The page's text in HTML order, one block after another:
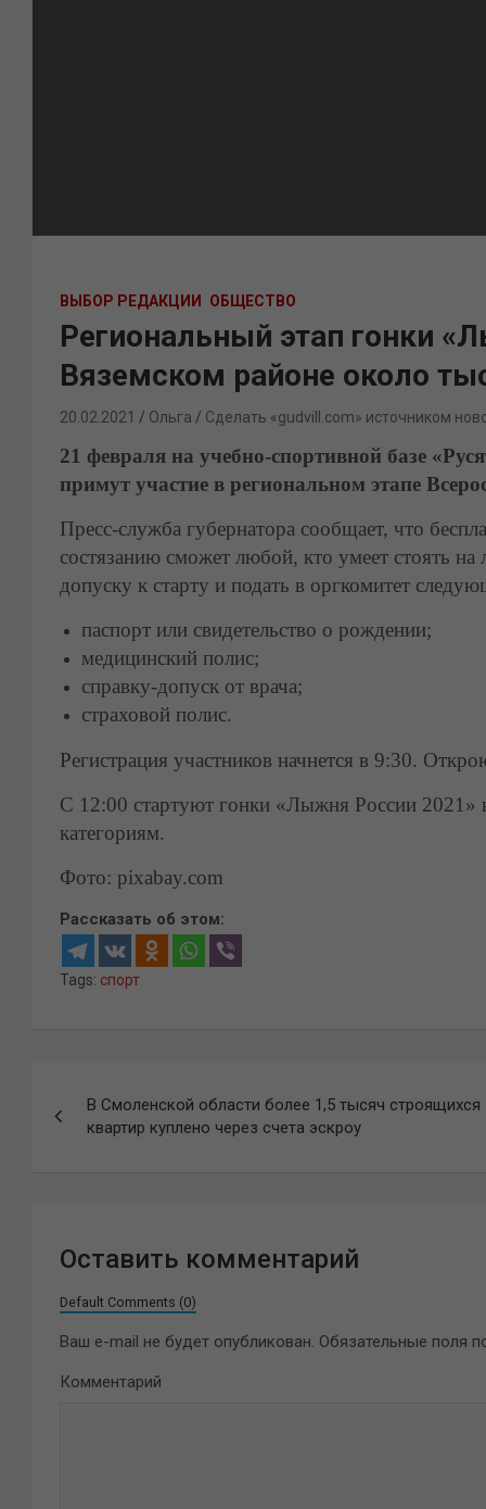
ВЫБОР РЕДАКЦИИ ОБЩЕСТВО
Региональный этап гонки
Вяземском районе около
20.02.2021 Ольга Сделать «gudvill.com» источником
21 февраля на учебно-спортивной базе
примут участие в региональном этапе
Пресс-служба губернатора сообщает, что
состязанию сможет любой, кто умеет стоять
допуску к старту и подать в оргкомитет
паспорт или свидетельство о рождении;
медицинский полис;
справку-допуск от врача;
страховой полис.
Регистрация участников начнется в 9:30.
С 12:00 стартуют гонки «Лыжня России 2021»
категориям.
Фото: pixabay.com
Рассказать об этом:
Tags: спорт
по
В Смоленской области более 1,5 тысяч строящихся
квартир куплено через счета эскроу
Оставить комментарий
Default Comments (0)
Ваш e-mail не будет опубликован. Обязательные поля
Комментарий